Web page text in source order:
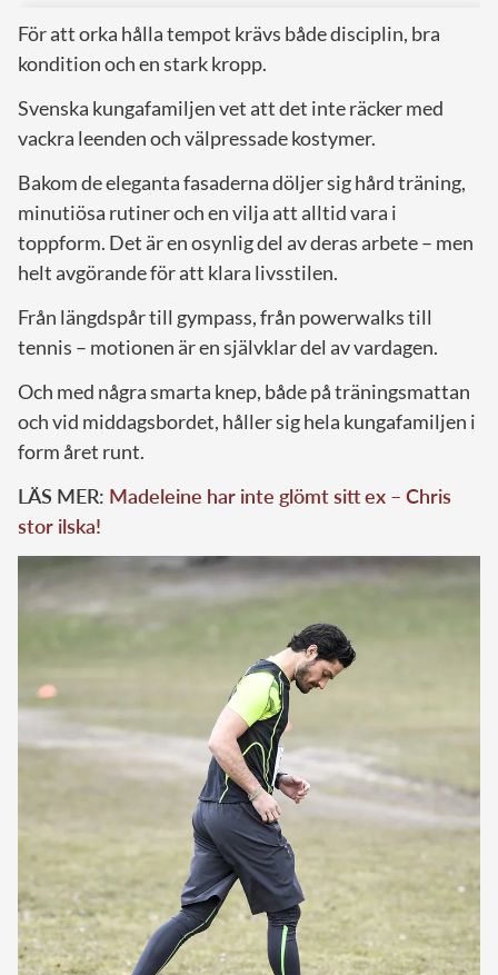
För att orka hålla tempot krävs både disciplin, bra
kondition och en stark kropp.
Svenska kungafamiljen vet att det inte räcker med
vackra leenden och välpressade kostymer.
Bakom de eleganta fasaderna döljer sig hård träning,
minutiösa rutiner och en vilja att alltid vara i
toppform. Det är en osynlig del av deras arbete – men
helt avgörande för att klara livsstilen.
Från längdspår till gympass, från powerwalks till
tennis – motionen är en självklar del av vardagen.
Och med några smarta knep, både på träningsmattan
och vid middagsbordet, håller sig hela kungafamiljen i
form året runt.
LÄS MER: Madeleine har inte glömt sitt ex – Chris
stor ilska!